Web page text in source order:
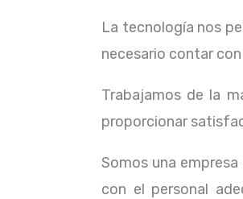
La tecnología nos
necesario contar
Trabajamos de la
proporcionar
Somos una
con el personal